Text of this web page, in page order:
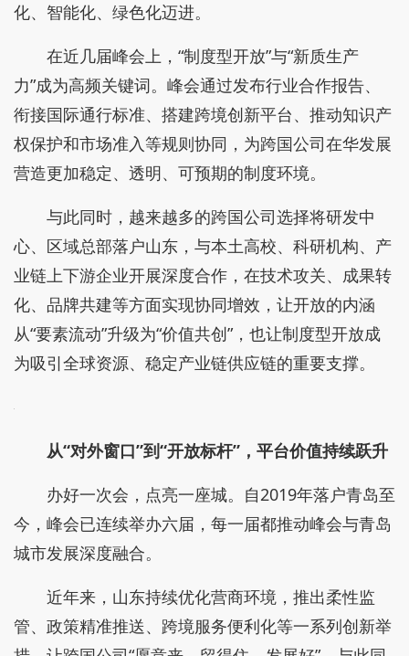
化、智能化、绿色化迈进。
在近几届峰会上，“制度型开放”与“新质生产
力”成为高频关键词。峰会通过发布行业合作报告、
衔接国际通行标准、搭建跨境创新平台、推动知识产
权保护和市场准入等规则协同，为跨国公司在华发展
营造更加稳定、透明、可预期的制度环境。
与此同时，越来越多的跨国公司选择将研发中
心、区域总部落户山东，与本土高校、科研机构、产
业链上下游企业开展深度合作，在技术攻关、成果转
化、品牌共建等方面实现协同增效，让开放的内涵
从“要素流动”升级为“价值共创”，也让制度型开放成
为吸引全球资源、稳定产业链供应链的重要支撑。
从“对外窗口”到“开放标杆”，平台价值持续跃升
办好一次会，点亮一座城。自2019年落户青岛至
今，峰会已连续举办六届，每一届都推动峰会与青岛
城市发展深度融合。
近年来，山东持续优化营商环境，推出柔性监
管、政策精准推送、跨境服务便利化等一系列创新举